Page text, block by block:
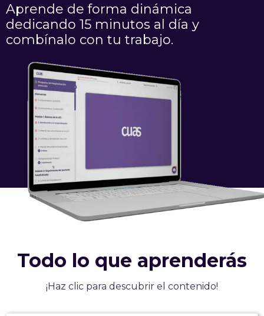
Aprende de forma dinámica
dedicando 15 minutos al día y
combínalo con tu trabajo.
Todo lo que aprenderás
¡Haz clic para descubrir el contenido!